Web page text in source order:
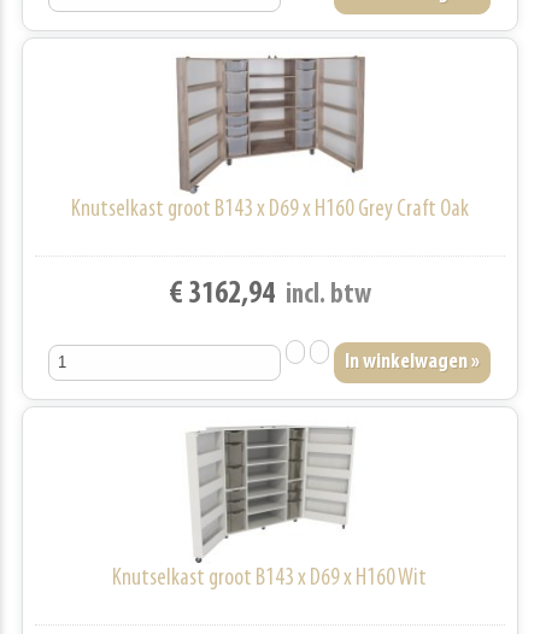
Knutselkast groot B143 x D69 x H160 Grey Craft Oak
€ 3162,94 incl. btw
Knutselkast groot B143 x D69 x H160 Wit